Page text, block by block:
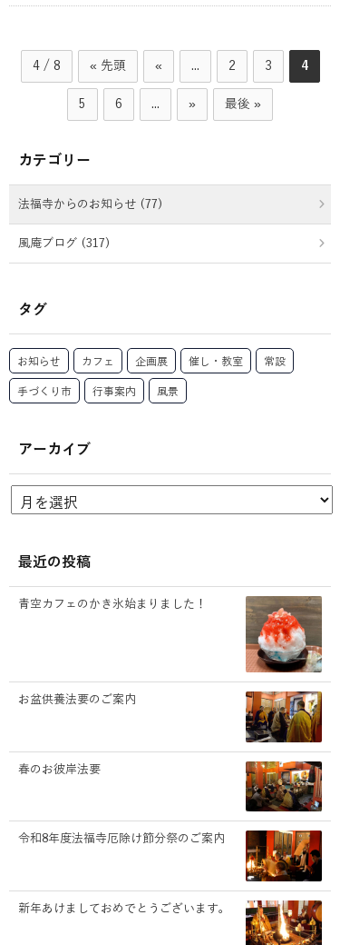
4 / 8 « 先頭 « ... 2 3 4
5 6 ... » 最後 »
カテゴリー
法福寺からのお知らせ (77)
風庵ブログ (317)
タグ
お知らせ カフェ 企画展 催し・教室 常設
手づくり市 行事案内 風景
アーカイブ
最近の投稿
青空カフェのかき氷始まりました！
お盆供養法要のご案内
春のお彼岸法要
令和8年度法福寺厄除け節分祭のご案内
新年あけましておめでとうございます。